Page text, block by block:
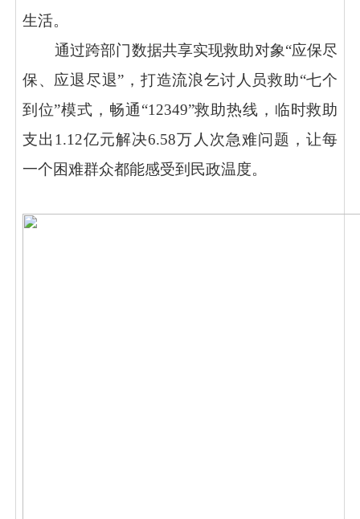
生活。
通过跨部门数据共享实现救助对象“应保尽
保、应退尽退”，打造流浪乞讨人员救助“七个
到位”模式，畅通“12349”救助热线，临时救助
支出1.12亿元解决6.58万人次急难问题，让每
一个困难群众都能感受到民政温度。